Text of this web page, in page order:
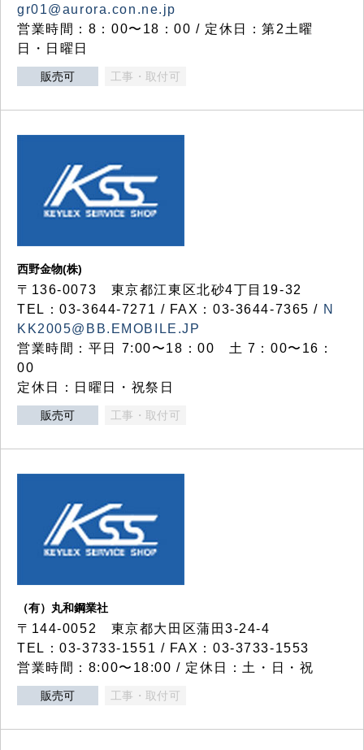
gr01@aurora.con.ne.jp
営業時間：8：00〜18：00 / 定休日：第2土曜
日・日曜日
販売可 工事・取付可
西野金物(株)
〒136-0073 東京都江東区北砂4丁目19-32
TEL：03‐3644‐7271 / FAX：03-3644-7365 / N
KK2005@BB.EMOBILE.JP
営業時間：平日 7:00〜18：00 土 7：00〜16：
00
定休日：日曜日・祝祭日
販売可 工事・取付可
（有）丸和鋼業社
〒144-0052 東京都大田区蒲田3-24-4
TEL：03-3733-1551 / FAX：03-3733-1553
営業時間：8:00〜18:00 / 定休日：土・日・祝
販売可 工事・取付可